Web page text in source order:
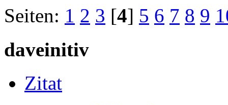
Seiten: 1 2 3 [4] 5 6 7 8 9
daveinitiv
Zitat